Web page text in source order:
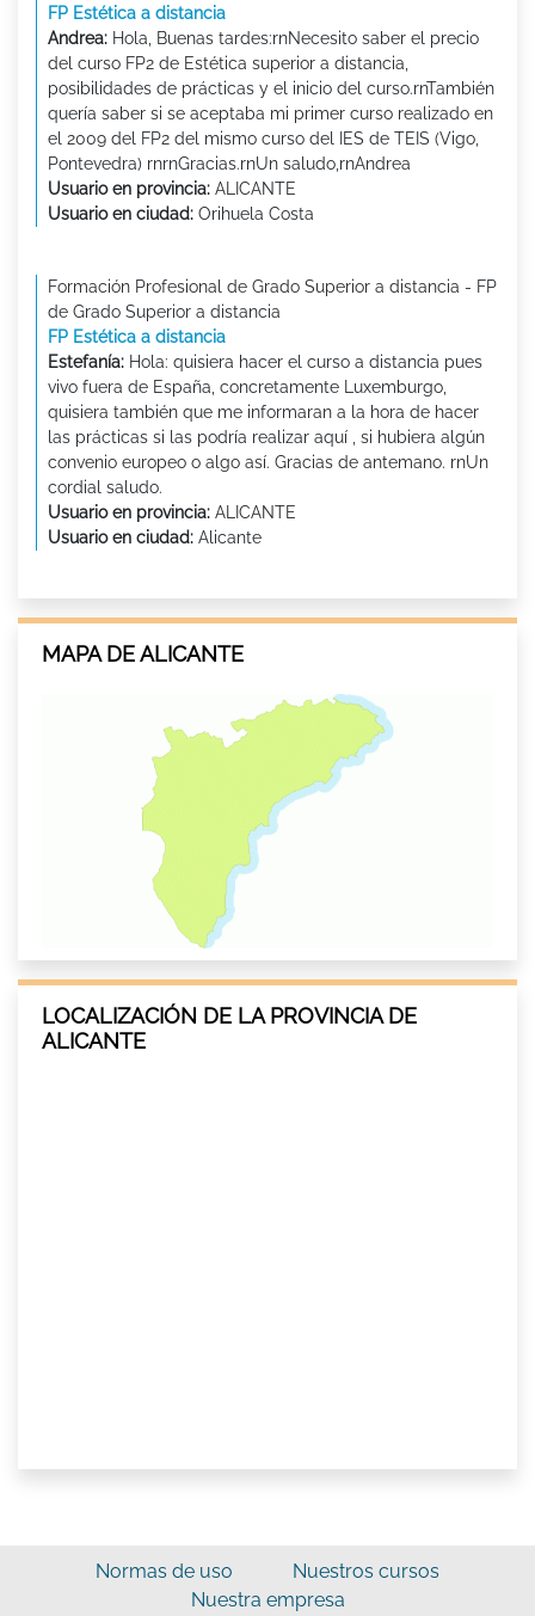
FP Estética a distancia
Andrea: Hola, Buenas tardes:rnNecesito saber el precio
del curso FP2 de Estética superior a distancia,
posibilidades de prácticas y el inicio del curso.rnTambién
quería saber si se aceptaba mi primer curso realizado en
el 2009 del FP2 del mismo curso del IES de TEIS (Vigo,
Pontevedra) rnrnGracias.rnUn saludo,rnAndrea
Usuario en provincia: ALICANTE
Usuario en ciudad: Orihuela Costa
Formación Profesional de Grado Superior a distancia - FP
de Grado Superior a distancia
FP Estética a distancia
Estefanía: Hola: quisiera hacer el curso a distancia pues
vivo fuera de España, concretamente Luxemburgo,
quisiera también que me informaran a la hora de hacer
las prácticas si las podría realizar aquí , si hubiera algún
convenio europeo o algo así. Gracias de antemano. rnUn
cordial saludo.
Usuario en provincia: ALICANTE
Usuario en ciudad: Alicante
MAPA DE ALICANTE
LOCALIZACIÓN DE LA PROVINCIA DE
ALICANTE
Normas de uso
Nuestros cursos
Nuestra empresa